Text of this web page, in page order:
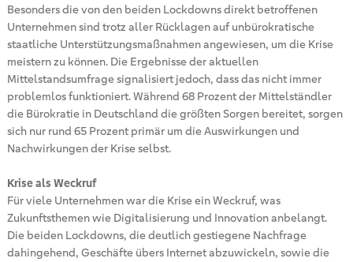
Besonders die von den beiden Lockdowns direkt betroffenen
Unternehmen sind trotz aller Rücklagen auf unbürokratische
staatliche Unterstützungsmaßnahmen angewiesen, um die Krise
meistern zu können. Die Ergebnisse der aktuellen
Mittelstandsumfrage signalisiert jedoch, dass das nicht immer
problemlos funktioniert. Während 68 Prozent der Mittelständler
die Bürokratie in Deutschland die größten Sorgen bereitet, sorgen
sich nur rund 65 Prozent primär um die Auswirkungen und
Nachwirkungen der Krise selbst.
Krise als Weckruf
Für viele Unternehmen war die Krise ein Weckruf, was
Zukunftsthemen wie Digitalisierung und Innovation anbelangt.
Die beiden Lockdowns, die deutlich gestiegene Nachfrage
dahingehend, Geschäfte übers Internet abzuwickeln, sowie die